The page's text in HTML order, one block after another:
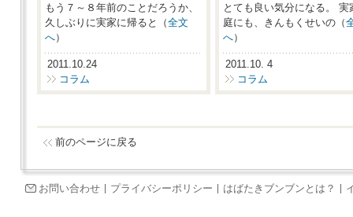
もう７～８年前のことだろうか、
久しぶりに実家に帰ると（全文
へ）
2011.10.24
コラム
とても良い気分になる。 実
庭にも、きんもくせいの（
へ）
2011.10. 4
コラム
前のページに戻る
お問い合わせ プライバシーポリシー はばたきブンブンとは？